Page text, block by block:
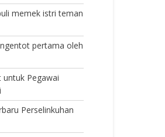
memek istri teman
pertama oleh
Pegawai
Perselinkuhan